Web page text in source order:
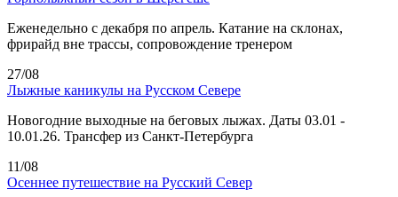
Еженедельно с декабря по апрель. Катание на склонах,
фрирайд вне трассы, сопровождение тренером
27/08
Лыжные каникулы на Русском Севере
Новогодние выходные на беговых лыжах. Даты 03.01 -
10.01.26. Трансфер из Санкт-Петербурга
11/08
Осеннее путешествие на Русский Север